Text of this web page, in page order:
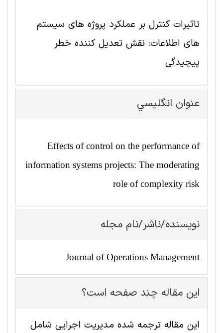
تاثیرات کنترل بر عملکرد پروژه های سیستم
های اطلاعات: نقش تعدیل کننده خطر
پیچیدگی
عنوان انگليسي
Effects of control on the performance of
information systems projects: The moderating
role of complexity risk
نویسنده/ناشر/نام مجله
Journal of Operations Management
این مقاله چند صفحه است؟
این مقاله ترجمه شده مدیریت اجرایی شامل